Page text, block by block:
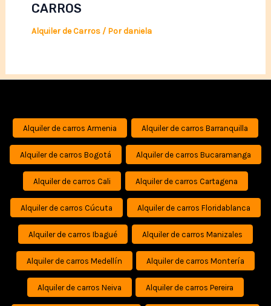
CARROS
Alquiler de Carros/ Pordaniela
Alquiler de carros Armenia Alquiler de carros Barranquilla
Alquiler de carros Bogotá Alquiler de carros Bucaramanga
Alquiler de carros Cali Alquiler de carros Cartagena
Alquiler de carros Cúcuta Alquiler de carros Floridablanca
Alquiler de carros Ibagué Alquiler de carros Manizales
Alquiler de carros Medellín Alquiler de carros Montería
Alquiler de carros Neiva Alquiler de carros Pereira